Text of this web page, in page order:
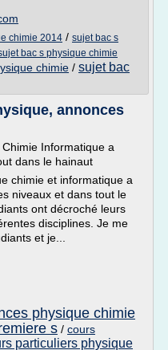
chimie 2014 / sujet bac s
bac s physique chimie
chimie / sujet bac
annonces
Informatique a
dans le hainaut
chimie et informatique a
niveaux et dans tout le
ont décroché leurs
disciplines. Je me
et je...
physique chimie
s / cours
particuliers physique